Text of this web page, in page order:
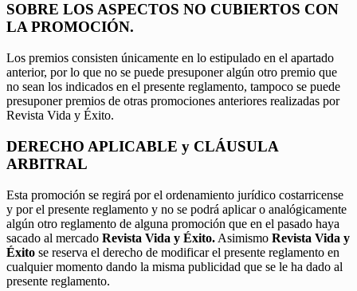
SOBRE LOS ASPECTOS NO CUBIERTOS CON
LA PROMOCIÓN.
Los premios consisten únicamente en lo estipulado en el apartado
anterior, por lo que no se puede presuponer algún otro premio que
no sean los indicados en el presente reglamento, tampoco se puede
presuponer premios de otras promociones anteriores realizadas por
Revista Vida y Éxito.
DERECHO APLICABLE y CLÁUSULA
ARBITRAL
Esta promoción se regirá por el ordenamiento jurídico costarricense
y por el presente reglamento y no se podrá aplicar o analógicamente
algún otro reglamento de alguna promoción que en el pasado haya
sacado al mercado Revista Vida y Éxito. Asimismo Revista Vida y
Éxito se reserva el derecho de modificar el presente reglamento en
cualquier momento dando la misma publicidad que se le ha dado al
presente reglamento.